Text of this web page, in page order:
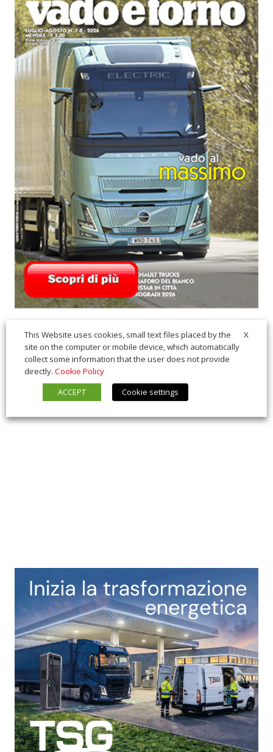
X
This Website uses cookies, small text files placed by the
site on the computer or mobile device, which automatically
collect some information that the user does not provide
directly. Cookie Policy
ACCEPT
Cookie settings